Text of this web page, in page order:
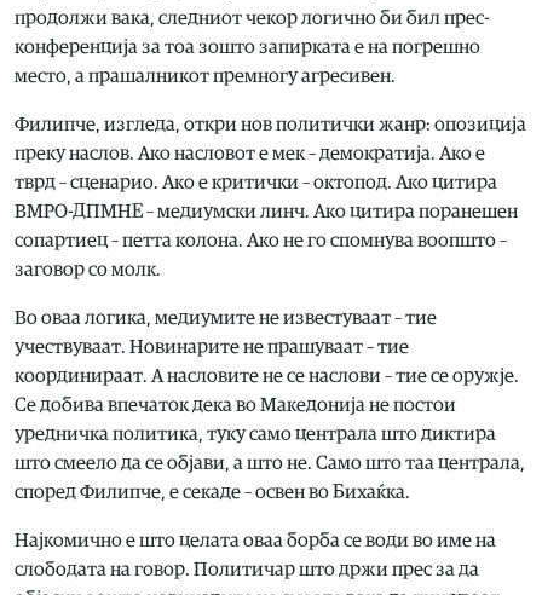
продолжи вака, следниот чекор логично би бил прес-
конференција за тоа зошто запирката е на погрешно
место, а прашалникот премногу агресивен.
Филипче, изгледа, откри нов политички жанр: опозиција
преку наслов. Ако насловот е мек – демократија. Ако е
тврд – сценарио. Ако е критички – октопод. Ако цитира
ВМРО-ДПМНЕ – медиумски линч. Ако цитира поранешен
сопартиец – петта колона. Ако не го спомнува воопшто –
заговор со молк.
Во оваа логика, медиумите не известуваат – тие
учествуваат. Новинарите не прашуваат – тие
координираат. А насловите не се наслови – тие се оружје.
Се добива впечаток дека во Македонија не постои
уредничка политика, туку само централа што диктира
што смеело да се објави, а што не. Само што таа централа,
според Филипче, е секаде – освен во Бихаќка.
Најкомично е што целата оваа борба се води во име на
слободата на говор. Политичар што држи прес за да